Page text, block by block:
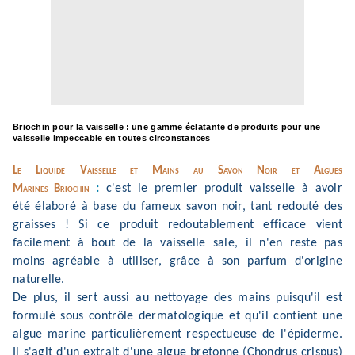
Briochin pour la vaisselle : unegamme éclatante de produits pour une
vaisselle impeccable en toutes circonstances
Le Liquide Vaisselle et Mains au Savon Noir et Algues
Marines Briochin : c'est le premier produit vaisselle à avoir
été él aboré à base du fameux savon noir, tant redouté des
graisses
! Si ce produit redoutablement efficace vient
facilement à bout de la vaisselle sal e, i l n'en reste pas
moins agréable à utiliser, grâce à son parfum d'origine
naturelle.
De plus, il sert aussi au nettoyage des mains puisqu'il est
formulé sous contrôle dermatologique et qu'il contient une
algue marine particulièrement respectueuse de l 'épiderme.